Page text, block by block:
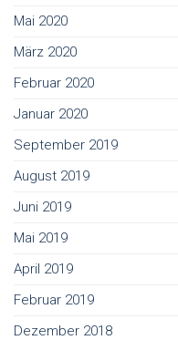
Mai 2020
März 2020
Februar 2020
Januar 2020
September 2019
August 2019
Juni 2019
Mai 2019
April 2019
Februar 2019
Dezember 2018